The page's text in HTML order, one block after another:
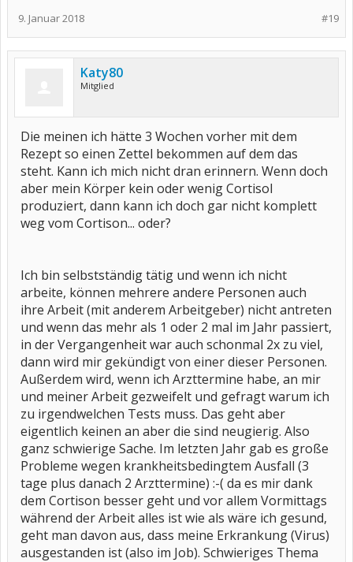
#19
9. Januar 2018
Katy80
Mitglied
Die meinen ich hätte 3 Wochen vorher mit dem
Rezept so einen Zettel bekommen auf dem das
steht. Kann ich mich nicht dran erinnern. Wenn doch
aber mein Körper kein oder wenig Cortisol
produziert, dann kann ich doch gar nicht komplett
weg vom Cortison... oder?
Ich bin selbstständig tätig und wenn ich nicht
arbeite, können mehrere andere Personen auch
ihre Arbeit (mit anderem Arbeitgeber) nicht antreten
und wenn das mehr als 1 oder 2 mal im Jahr passiert,
in der Vergangenheit war auch schonmal 2x zu viel,
dann wird mir gekündigt von einer dieser Personen.
Außerdem wird, wenn ich Arzttermine habe, an mir
und meiner Arbeit gezweifelt und gefragt warum ich
zu irgendwelchen Tests muss. Das geht aber
eigentlich keinen an aber die sind neugierig. Also
ganz schwierige Sache. Im letzten Jahr gab es große
Probleme wegen krankheitsbedingtem Ausfall (3
tage plus danach 2 Arzttermine) :-( da es mir dank
dem Cortison besser geht und vor allem Vormittags
während der Arbeit alles ist wie als wäre ich gesund,
geht man davon aus, dass meine Erkrankung (Virus)
ausgestanden ist (also im Job). Schwieriges Thema